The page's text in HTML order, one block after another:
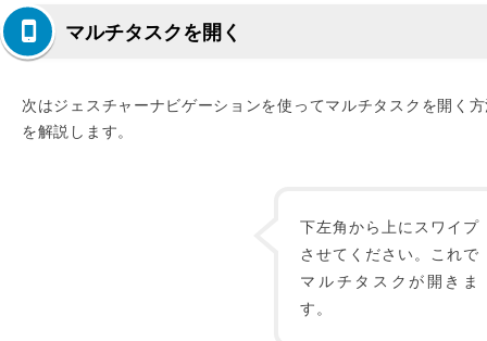
マルチタスクを開く
次はジェスチャーナビゲーションを使ってマルチタスクを開く
を解説します。
下左角から上にスワイプ
させてください。これで
マルチタスクが開きま
す。